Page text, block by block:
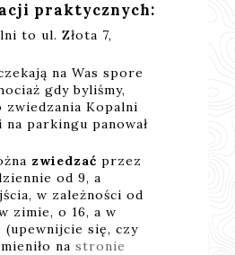
praktycznych:
to ul. Złota 7,
na Was spore
gdy byliśmy,
zwiedzania Kopalni
na parkingu panował
zwiedzać przez
od 9, a
w zależności od
zimie, o 16, a w
(upewnijcie się, czy
nastronie